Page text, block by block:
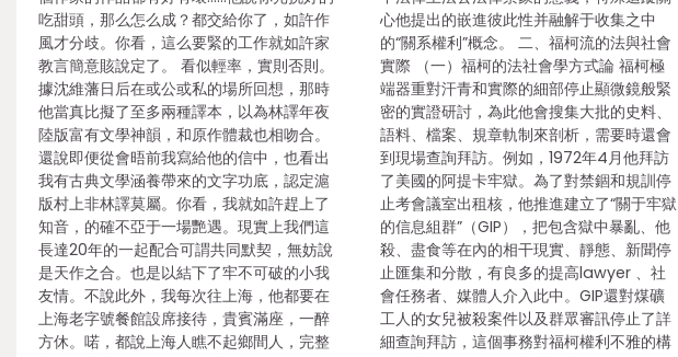
吃甜頭，那么怎么成？都交給你了，如許作
風才分歧。你看，這么要緊的工作就如許家
教言簡意賅說定了。 看似輕率，實則否則。
據沈維藩日后在或公或私的場所回想，那時
他當真比擬了至多兩種譯本，以為林譯年夜
陸版富有文學神韻，和原作體裁也相吻合。
還說即便從會晤前我寫給他的信中，也看出
我有古典文學涵養帶來的文字功底，認定滬
版村上非林譯莫屬。你看，我就如許趕上了
知音，的確不亞于一場艷遇。現實上我們這
長達20年的一起配合可謂共同默契，無妨說
是天作之合。也是以結下了牢不可破的小我
友情。不說此外，我每次往上海，他都要在
上海老字號餐館設席接待，貴賓滿座，一醉
方休。喏，都說上海人瞧不起鄉間人，完整
心他提出的嵌進彼此性并融解于收集之中
的“關系權利”概念。 二、福柯流的法與社會
實際 （一）福柯的法社會學方式論 福柯極
端器重對汗青和實際的細部停止顯微鏡般緊
密的實證研討，為此他會搜集大批的史料、
語料、檔案、規章軌制來剖析，需要時還會
到現場查詢拜訪。例如，1972年4月他拜訪
了美國的阿提卡牢獄。為了對禁錮和規訓停
止考會議室出租核，他推進建立了“關于牢獄
的信息組群”（GIP），把包含獄中暴亂、他
殺、盡食等在內的相干現實、靜態、新聞停
止匯集和分散，有良多的提高lawyer 、社
會任務者、媒體人介入此中。GIP還對煤礦
工人的女兒被殺案件以及群眾審訊停止了詳
細查詢拜訪，這個事務對福柯權利不雅的構